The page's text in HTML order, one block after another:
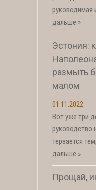
руководимая
дальше »
Эстония:
размыть
малом
01.11.2022
Вот уже три
руководство
терзается
дальше »
Прощай,